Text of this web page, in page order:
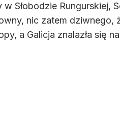
Słobodzie Rungurskiej,
nic zatem dziwnego,
a Galicja znalazła się